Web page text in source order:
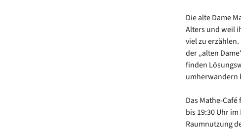
Die alte Dame
Alters und weil
viel zu
der „alten
finden
umherwandern
Das Mathe-
bis 19:30 Uhr
Raumnutzung